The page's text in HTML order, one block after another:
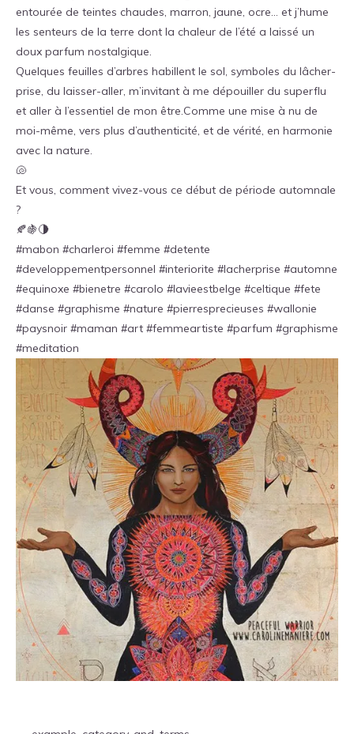
entourée de teintes chaudes, marron, jaune, ocre… et j’hume
les senteurs de la terre dont la chaleur de l’été a laissé un
doux parfum nostalgique.
Quelques feuilles d’arbres habillent le sol, symboles du lâcher-
prise, du laisser-aller, m’invitant à me dépouiller du superflu
et aller à l’essentiel de mon être.Comme une mise à nu de
moi-même, vers plus d’authenticité, et de vérité, en harmonie
avec la nature.
🐚
Et vous, comment vivez-vous ce début de période automnale
?
🍂🍇🌗
#mabon #charleroi #femme #detente
#developpementpersonnel #interiorite #lacherprise #automne
#equinoxe #bienetre #carolo #lavieestbelge #celtique #fete
#danse #graphisme #nature #pierresprecieuses #wallonie
#paysnoir #maman #art #femmeartiste #parfum #graphisme
#meditation